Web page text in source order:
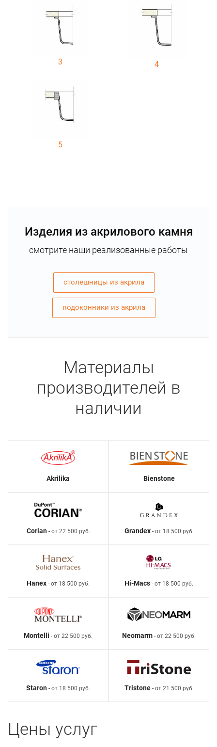
3 4
5
Изделия из акрилового камня
смотрите наши реализованные работы
столешницы из акрила
подоконники из акрила
Материалы
производителей в
наличии
Akrilika Bienstone
Corian- от 22 500 руб. Grandex- от 18 500 руб.
Hanex - от 18 500 руб. Hi-Macs - от 18 500 руб.
Montelli - от 22 500 руб. Neomarm - от 22 500 руб.
Staron - от 18 500 руб. Tristone- от 21 500 руб.
Цены услуг